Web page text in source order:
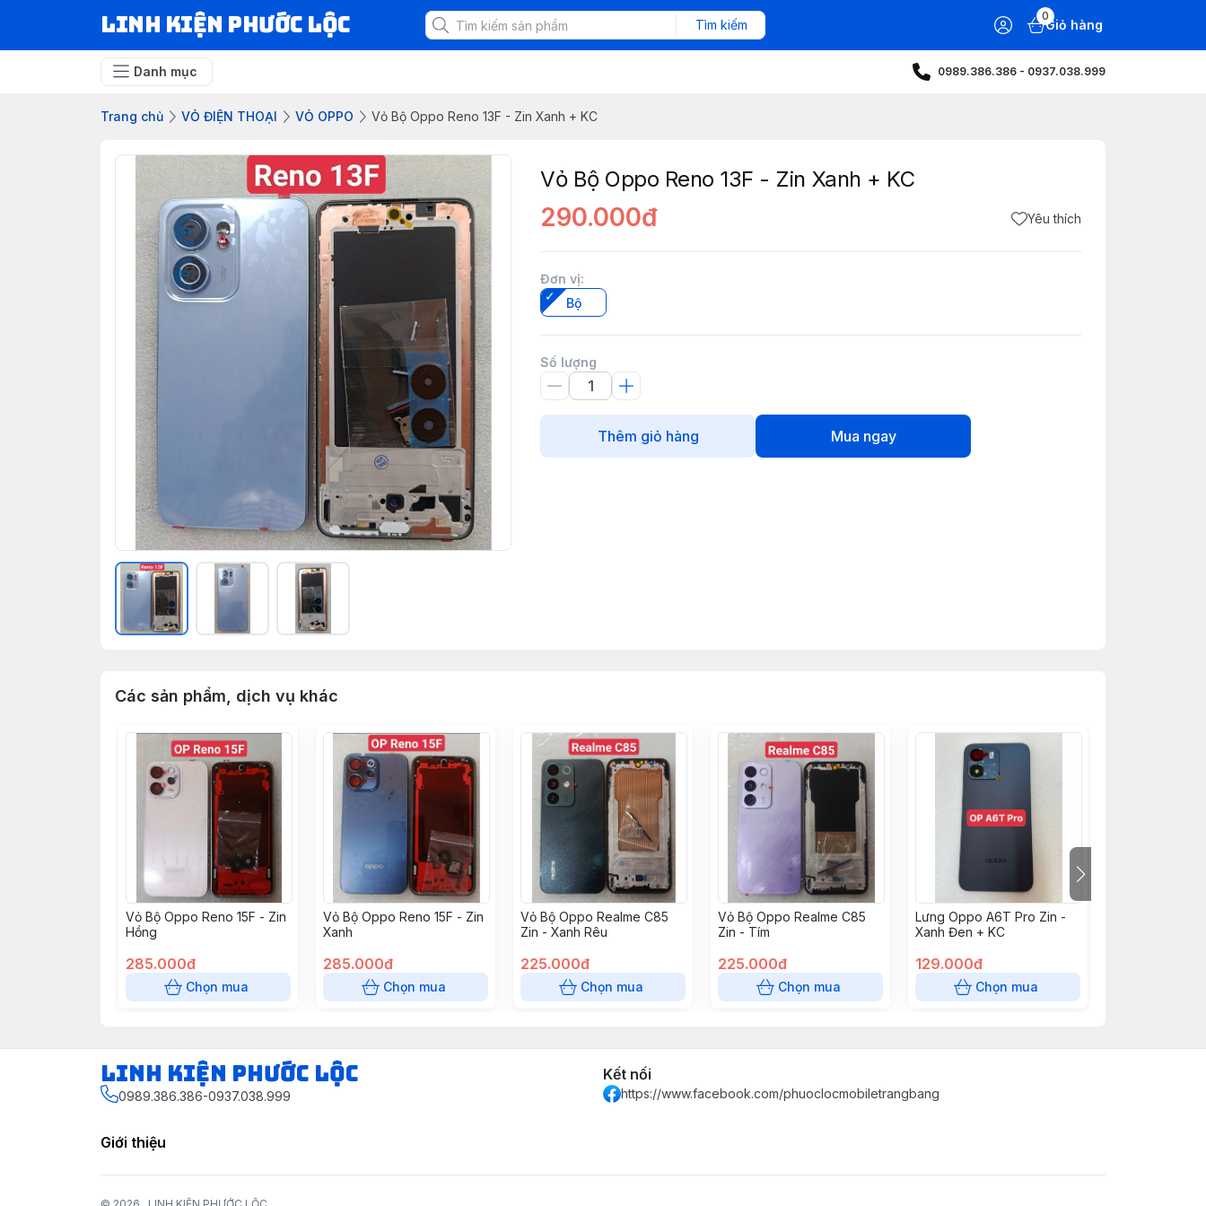
LINH KIỆN PHƯỚC LỘC Tìm kiếm
0
Giỏ hàng
Danh mục 0989.386.386 - 0937.038.999
Trang chủ VỎ ĐIỆN THOẠI VỎ OPPO Vỏ Bộ Oppo Reno 13F - Zin Xanh + KC
Vỏ Bộ Oppo Reno 13F - Zin Xanh + KC
290.000đ Yêu thích
Đơn vị:
Bộ
Số lượng
Thêm giỏ hàng Mua ngay
Các sản phẩm, dịch vụ khác
Vỏ Bộ Oppo Reno 15F - Zin
Hồng
285.000đ
Chọn mua
Vỏ Bộ Oppo Reno 15F - Zin
Xanh
285.000đ
Chọn mua
Vỏ Bộ Oppo Realme C85
Zin - Xanh Rêu
225.000đ
Chọn mua
Vỏ Bộ Oppo Realme C85
Zin - Tím
225.000đ
Chọn mua
Lưng Oppo A6T Pro Zin -
Xanh Đen + KC
129.000đ
Chọn mua
LINH KIỆN PHƯỚC LỘC
0989.386.386-0937.038.999
Kết nối
https://www.facebook.com/phuoclocmobiletrangbang
Giới thiệu